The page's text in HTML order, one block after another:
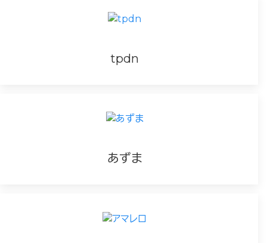
tpdn
あずま